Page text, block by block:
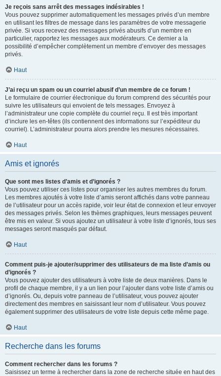
Je reçois sans arrêt des messages indésirables !
Vous pouvez supprimer automatiquement les messages privés d’un membre
en utilisant les filtres de message dans les paramètres de votre messagerie
privée. Si vous recevez des messages privés abusifs d’un membre en
particulier, rapportez les messages aux modérateurs. Ce dernier a la
possibilité d’empêcher complètement un membre d’envoyer des messages
privés.
Haut
J’ai reçu un spam ou un courriel abusif d’un membre de ce forum !
Le formulaire de courrier électronique du forum comprend des sécurités pour
suivre les utilisateurs qui envoient de tels messages. Envoyez à
l’administrateur une copie complète du courriel reçu. Il est très important
d’inclure les en-têtes (ils contiennent des informations sur l’expéditeur du
courriel). L’administrateur pourra alors prendre les mesures nécessaires.
Haut
Amis et ignorés
Que sont mes listes d’amis et d’ignorés ?
Vous pouvez utiliser ces listes pour organiser les autres membres du forum.
Les membres ajoutés à votre liste d’amis seront affichés dans votre panneau
de l’utilisateur pour un accès rapide, voir leur état de connexion et leur envoyer
des messages privés. Selon les thèmes graphiques, leurs messages peuvent
être mis en valeur. Si vous ajoutez un utilisateur à votre liste d’ignorés, tous ses
messages seront masqués par défaut.
Haut
Comment puis-je ajouter/supprimer des utilisateurs de ma liste d’amis ou
d’ignorés ?
Vous pouvez ajouter des utilisateurs à votre liste de deux manières. Dans le
profil de chaque membre, il y a un lien pour l’ajouter dans votre liste d’amis ou
d’ignorés. Ou, depuis votre panneau de l’utilisateur, vous pouvez ajouter
directement des membres en saisissant leur nom d’utilisateur. Vous pouvez
également supprimer des utilisateurs de votre liste depuis cette même page.
Haut
Recherche dans les forums
Comment rechercher dans les forums ?
Saisissez un terme à rechercher dans la zone de recherche située en haut des